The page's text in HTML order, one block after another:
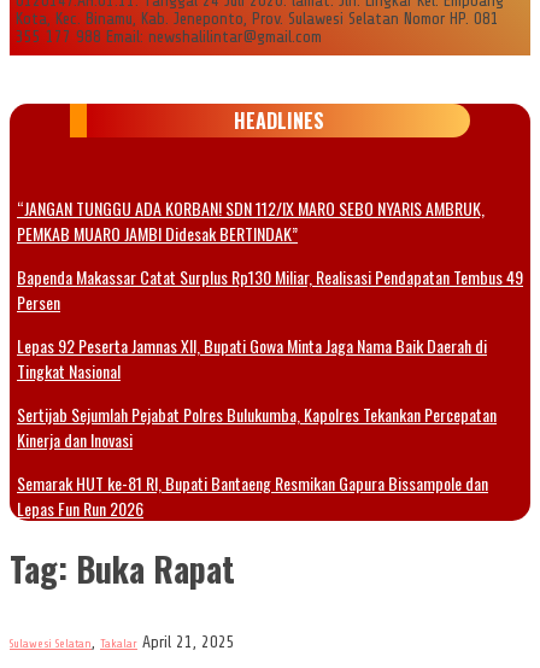
Kota, Kec. Binamu, Kab. Jeneponto, Prov. Sulawesi Selatan Nomor HP. 081
355 177 988 Email: newshalilintar@gmail.com
HEADLINES
“JANGAN TUNGGU ADA KORBAN! SDN 112/IX MARO SEBO NYARIS AMBRUK,
PEMKAB MUARO JAMBI Didesak BERTINDAK”
Bapenda Makassar Catat Surplus Rp130 Miliar, Realisasi Pendapatan Tembus 49
Persen
Lepas 92 Peserta Jamnas XII, Bupati Gowa Minta Jaga Nama Baik Daerah di
Tingkat Nasional
Sertijab Sejumlah Pejabat Polres Bulukumba, Kapolres Tekankan Percepatan
Kinerja dan Inovasi
Semarak HUT ke-81 RI, Bupati Bantaeng Resmikan Gapura Bissampole dan
Lepas Fun Run 2026
Tag: Buka Rapat
Sulawesi Selatan, Takalar April 21, 2025